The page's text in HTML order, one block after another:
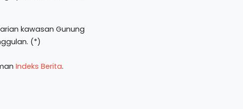
kawasan Gunung
(*)
Indeks Berita.